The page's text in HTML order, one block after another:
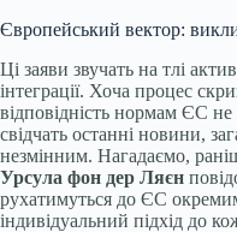
Європейський вектор:
Ці заяви звучать на тлі
інтеграції. Хоча процес
відповідність нормам ЄС
свідчать останні новини,
незмінним. Нагадаємо,
Урсула фон дер Ляєн
рухатимуться до ЄС
індивідуальний підхід до